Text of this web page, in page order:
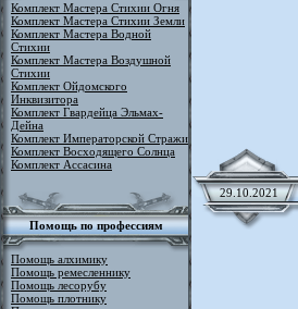
Комплект Мастера Стихии Огня
Комплект Мастера Стихии Земли
Комплект Мастера Водной
Стихии
Комплект Мастера Воздушной
Стихии
Комплект Ойдомского
Инквизитора
Комплект Гвардейца Эльмах-
Дейна
Комплект Императорской Стражи
Комплект Восходящего Солнца
Комплект Ассасина
Помощь по профессиям
Помощь алхимику
Помощь ремесленнику
Помощь лесорубу
Помощь плотнику
29.10.2021